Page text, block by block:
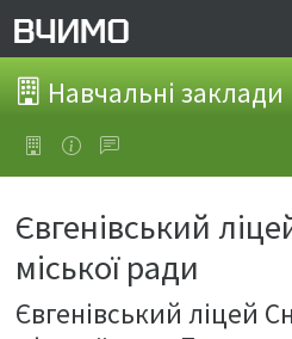
Навчальні заклади
Євгенівський
міської ради
Євгенівський ліцей